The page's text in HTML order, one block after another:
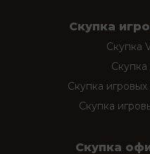
Скупка
Скупка
Скупка
Скупка
Скупка